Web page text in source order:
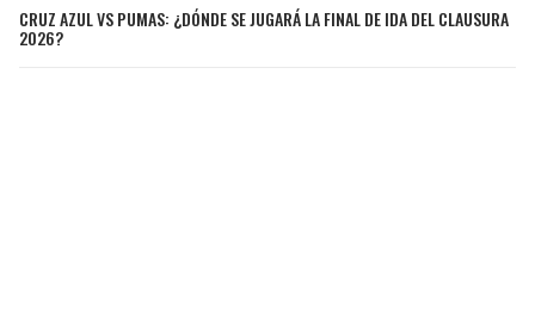
CRUZ AZUL VS PUMAS: ¿DÓNDE SE JUGARÁ LA FINAL DE IDA DEL CLAUSURA
2026?